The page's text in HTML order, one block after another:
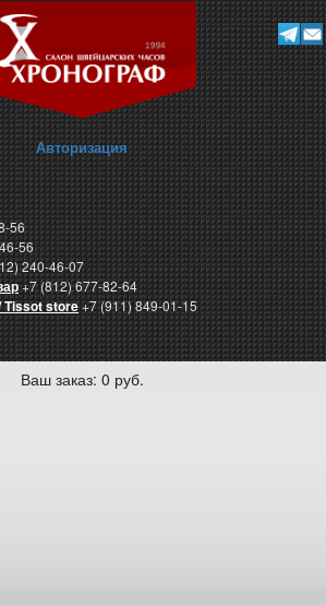
Авторизация
56
56
240-46-07
+7 (812) 677-82-64
Tissot store+7 (911) 849-01-15
Ваш заказ: 0 руб.